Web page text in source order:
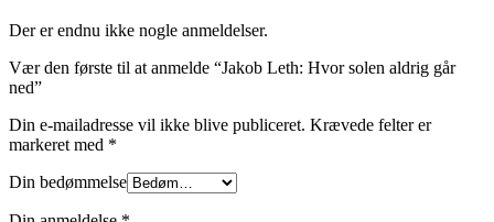
Der er endnu ikke nogle anmeldelser.
Vær den første til at anmelde “Jakob Leth: Hvor solen aldrig går
ned”
Din e-mailadresse vil ikke blive publiceret. Krævede felter er
markeret med *
Din bedømmelse